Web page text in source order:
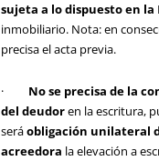
sujeta a lo dispuesto en la
inmobiliario. Nota: en
precisa el acta previa.
· No se precisa de la
del deudoren la escritura,
seráobligación unilateral
acreedora la elevación a